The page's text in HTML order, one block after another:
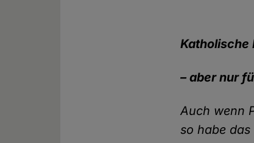
Katholische
– aber nur
Auch wenn
so habe